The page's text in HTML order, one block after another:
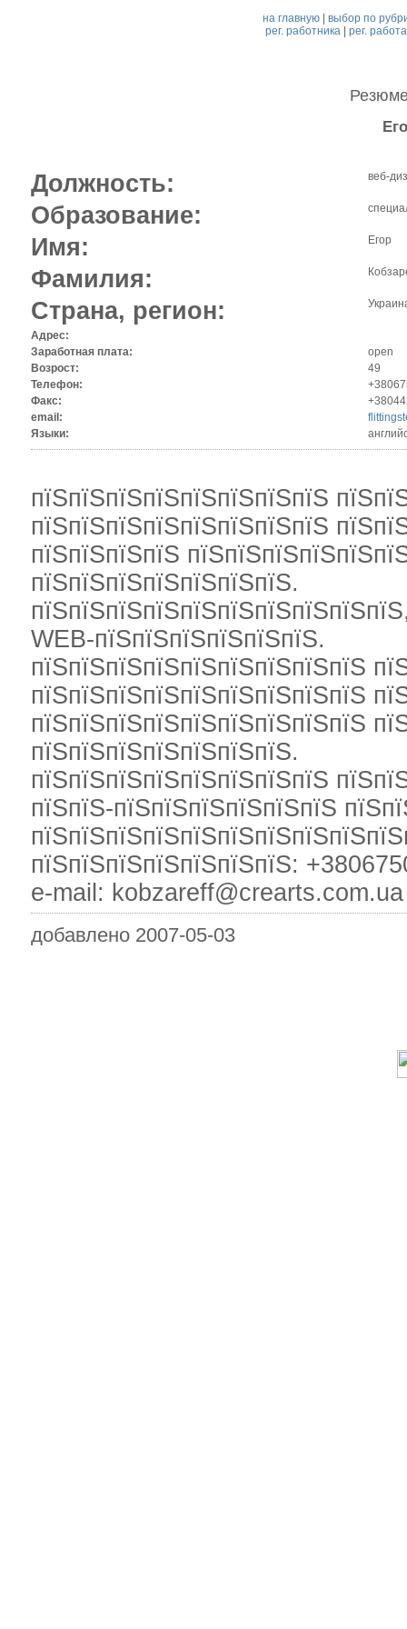
на главную |выбор по
рег. работника| рег.
Должность: веб-
Образование:
Имя: Егор
Фамилия:
Страна, регион:
Адрес:
Заработная плата:
open
Возрост:
49
Телефон:
Факс:
email:
Языки:
пїЅпїЅпїЅпїЅпїЅпїЅпїЅпїЅ
пїЅпїЅпїЅпїЅпїЅпїЅпїЅпїЅ
пїЅпїЅпїЅпїЅ
пїЅпїЅпїЅпїЅпїЅпїЅпїЅ.
WEB-пїЅпїЅпїЅпїЅпїЅпїЅ.
пїЅпїЅпїЅпїЅпїЅпїЅпїЅпїЅпїЅ
пїЅпїЅпїЅпїЅпїЅпїЅпїЅпїЅпїЅ
пїЅпїЅпїЅпїЅпїЅпїЅпїЅпїЅпїЅ
пїЅпїЅпїЅпїЅпїЅпїЅпїЅ.
пїЅпїЅпїЅпїЅпїЅпїЅпїЅпїЅ
пїЅпїЅ-пїЅпїЅпїЅпїЅпїЅпїЅ
пїЅпїЅпїЅпїЅпїЅпїЅпїЅ:
e-mail: kobzareff@crearts.com.ua
добавлено 2007-05-03